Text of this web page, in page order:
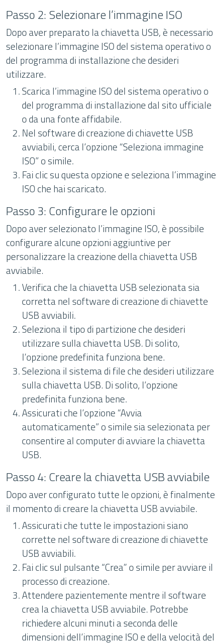
Passo 2: Selezionare l’immagine ISO
Dopo aver preparato la chiavetta USB, è necessario
selezionare l’immagine ISO del sistema operativo o
del programma di installazione che desideri
utilizzare.
Scarica l’immagine ISO del sistema operativo o
del programma di installazione dal sito ufficiale
o da una fonte affidabile.
Nel software di creazione di chiavette USB
avviabili, cerca l’opzione “Seleziona immagine
ISO” o simile.
Fai clic su questa opzione e seleziona l’immagine
ISO che hai scaricato.
Passo 3: Configurare le opzioni
Dopo aver selezionato l’immagine ISO, è possibile
configurare alcune opzioni aggiuntive per
personalizzare la creazione della chiavetta USB
avviabile.
Verifica che la chiavetta USB selezionata sia
corretta nel software di creazione di chiavette
USB avviabili.
Seleziona il tipo di partizione che desideri
utilizzare sulla chiavetta USB. Di solito,
l’opzione predefinita funziona bene.
Seleziona il sistema di file che desideri utilizzare
sulla chiavetta USB. Di solito, l’opzione
predefinita funziona bene.
Assicurati che l’opzione “Avvia
automaticamente” o simile sia selezionata per
consentire al computer di avviare la chiavetta
USB.
Passo 4: Creare la chiavetta USB avviabile
Dopo aver configurato tutte le opzioni, è finalmente
il momento di creare la chiavetta USB avviabile.
Assicurati che tutte le impostazioni siano
corrette nel software di creazione di chiavette
USB avviabili.
Fai clic sul pulsante “Crea” o simile per avviare il
processo di creazione.
Attendere pazientemente mentre il software
crea la chiavetta USB avviabile. Potrebbe
richiedere alcuni minuti a seconda delle
dimensioni dell’immagine ISO e della velocità del